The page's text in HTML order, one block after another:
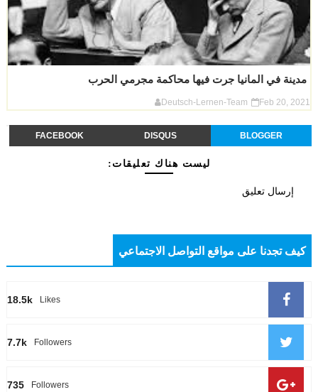
مدينة في المانيا جرت فيها محاكمة مجرمي الحرب
Deutsch-Lernen-Team Feb 20, 2021
BLOGGER
DISQUS
FACEBOOK
ليست هناك تعليقات:
إرسال تعليق
كيف تجدنا على مواقع التواصل الاجتماعي
18.5k Likes
7.7k Followers
735 Followers